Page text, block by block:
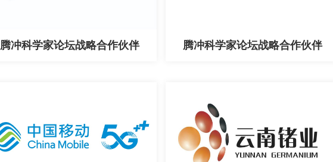
腾冲科学家论坛战略合作伙伴 腾冲科学家论坛战略合作伙伴